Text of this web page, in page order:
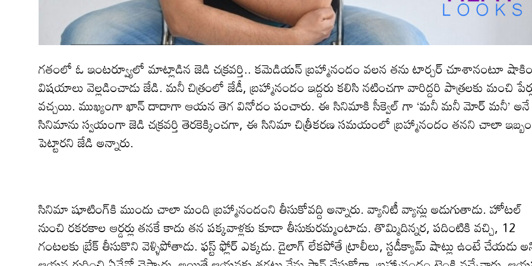
గతంలో ఓ ఇంటర్వ్యూలో మాట్లాడిన జెడి చక్రవర్తి.. కమెడియన్ బ్రహ్మానందం వ‌ల‌న త‌ను టార్చ‌ర్ చూశానంటూ
విష‌యాలు వెల్ల‌డించాడు జేడి. మ‌నీ చిత్రంలో జేడీ, బ్ర‌హ్మానందం ఇద్ద‌రు క‌లిసి న‌టించ‌గా వారిద్ద‌రి పాత్ర‌ల‌కు మంచి
వ‌చ్చ‌యి. ముఖ్యంగా ఖాన్ దాదాగా ఆయ‌న తెగ వినోదం పంచారు. ఈ సినిమాకి సీక్వెల్ గా ‘మనీ మనీ మోర్ మనీ’ అనే
సినిమాను స్వయంగా జెడి చక్రవర్తి తెరకెక్కించ‌గా, ఈ సినిమా చిత్రీక‌ర‌ణ స‌మ‌యంలో బ్ర‌హ్మానందం త‌న‌ని చాలా
పెట్టార‌ని జేడి అన్నారు.
సినిమా షూటింగ్‌కి ముందు చాలా మంది బ్ర‌హ్మానందంని తీసుకోవ‌ద్ది అన్నారు. వ్యానిటీ వ్యాన్లు అడుగుతాడు. హోటల్
నుంచి రకరకాల ఆర్డర్లు తనకే కాదు తన పక్కవాళ్లకు కూడా తీసుకుర‌మ్మంటాడు. తొమ్మిదిన్నర, పదింటికి వచ్చి, 12
గంటలకు బ్రేక్ తీసుకొని వెళ్ళిపోతాడు. ఫస్ట్ ఫ్లోర్ ఎక్కడు. డైలాగ్ లేకపోతే ట్రాలీలు, స్టడీక్యామ్ షాట్లు ఉంటే చేయడు